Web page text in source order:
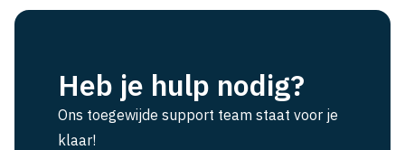
Heb je hulp nodig?
Ons toegewijde support team staat voor je
klaar!